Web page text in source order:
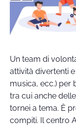
Un team di
attività divertenti
musica, ecc.) per
tra cui anche
tornei a tema. È
compiti. Il centro